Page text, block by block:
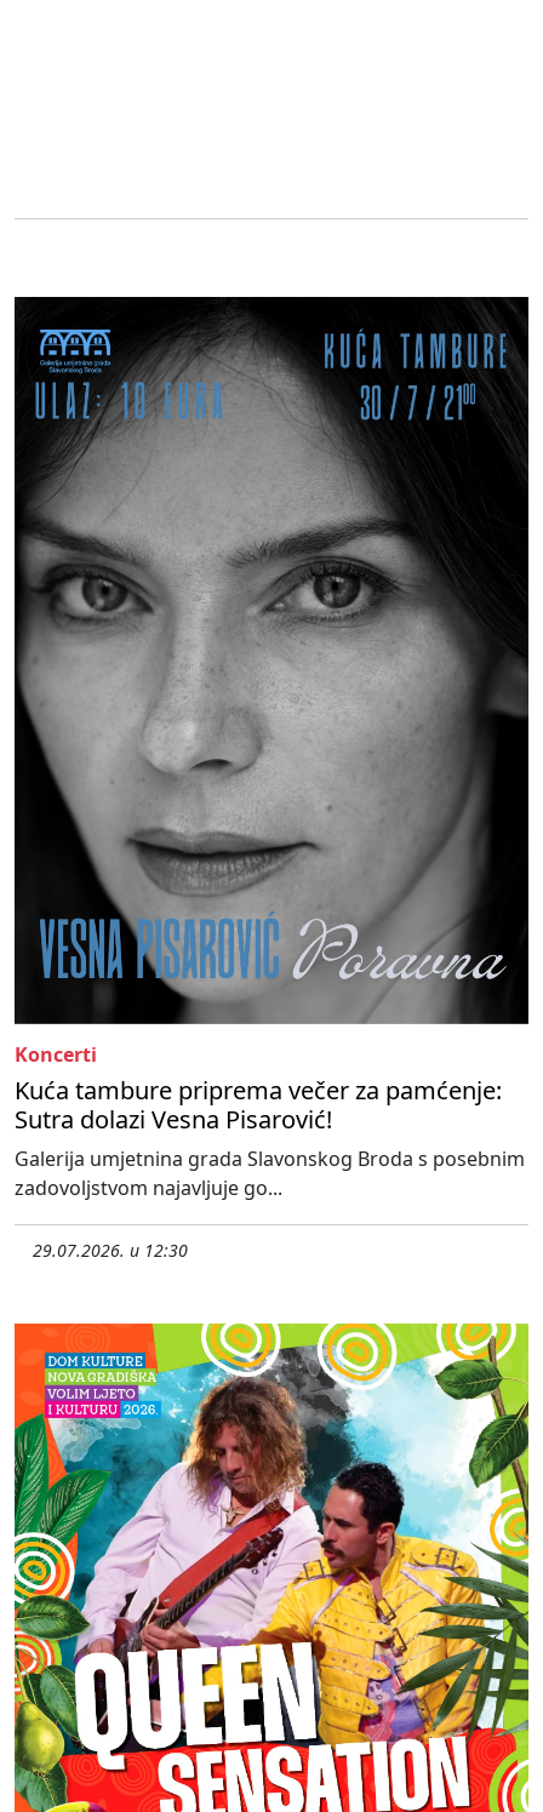
Koncerti
Kuća tambure priprema večer za pamćenje:
Sutra dolazi Vesna Pisarović!
Galerija umjetnina grada Slavonskog Broda s posebnim
zadovoljstvom najavljuje go...
29.07.2026. u 12:30